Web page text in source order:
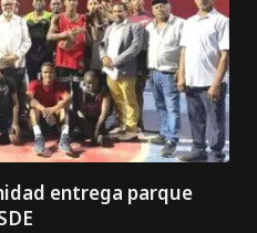
entrega parque